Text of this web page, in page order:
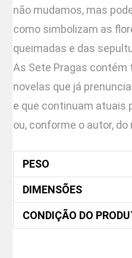
não mudamos, mas
como simbolizam as
queimadas e das
As Sete Pragas contém
novelas que já
e que continuam atuais
ou, conforme o autor,
PESO
DIMENSÕES
CONDIÇÃO DO